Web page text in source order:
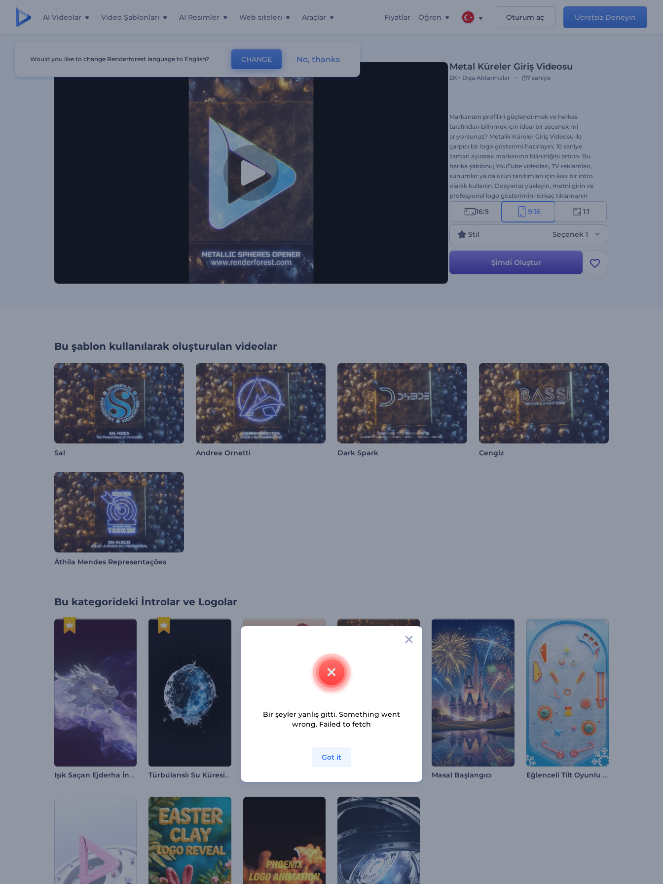
AI Videolar Video Şablonları AI Resimler Web siteleri Araçlar Fiyatlar Öğren Oturum aç Ücretsiz Deneyin
Metal Küreler Giriş Videosu
2K+ Dışa Aktarmalar 7 saniye
Markanızın profilini güçlendirmek ve herkes
tarafından bilinmek için ideal bir seçenek mi
arıyorsunuz? Metalik Küreler Giriş Videosu ile
çarpıcı bir logo gösterimi hazırlayın; 10 saniye
zaman ayırarak markanızın bilinirliğini artırın. Bu
harika şablonu; YouTube videoları, TV reklamları,
sunumlar ya da ürün tanıtımları için kısa bir intro
olarak kullanın. Dosyanızı yükleyin, metni girin ve
profesyonel logo gösterimini birkaç tıklamanın
ardından izleyin. Süper yaratıcı pazarlama
yaklaşımınız ile herkesi etkilemek için tek ihtiyacınız
olan bu intro. Hemen deneyin!
16:9 9:16 1:1
Stil Seçenek 1
Şi̇mdi̇ Oluştur
Bu şablon kullanılarak oluşturulan videolar
Sal Andrea Ornetti Dark Spark Cengiz
Áthila Mendes Representações
Bu kategorideki İntrolar ve Logolar
Işık Saçan Ejderha İntro Türbülanslı Su Küresi Logo Masal Başlangıcı Eğlenceli Tilt Oyunlu Noel Tebrik Videosu
Would you like to change Renderforest language to English? CHANGE No, thanks
Bir şeyler yanlış gitti. Something went
wrong. Failed to fetch
Got it